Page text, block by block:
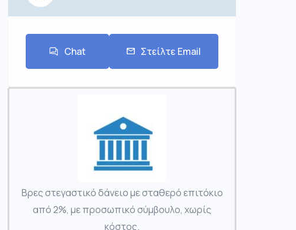
Chat Στείλτε Email
Βρες στεγαστικό δάνειο με σταθερό επιτόκιο
από 2%, με προσωπικό σύμβουλο, χωρίς
κόστος.